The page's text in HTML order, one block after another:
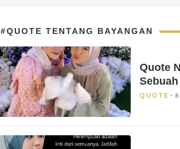
#QUOTE TENTANG BAYANGAN
Quote
QUOTE 8